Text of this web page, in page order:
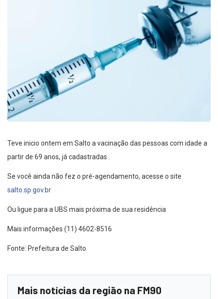
Teve inicio ontem em Salto a vacinação das pessoas com idade a
partir de 69 anos, já cadastradas .
Se você ainda não fez o pré-agendamento, acesse o site
salto.sp.gov.br
Ou ligue para a UBS mais próxima de sua residência
Mais informações (11) 4602-8516
Fonte: Prefeitura de Salto
Mais notícias da região na FM90